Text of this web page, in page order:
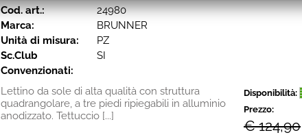
Cod. art.:
24980
Marca:
BRUNNER
Unità di misura:
PZ
Sc.Club
Convenzionati:
SI
Lettino da sole di alta qualità con struttura
quadrangolare, a tre piedi ripiegabili in alluminio
anodizzato. Tettuccio [...]
Disponibilità:
Prezzo:
€ 124,90